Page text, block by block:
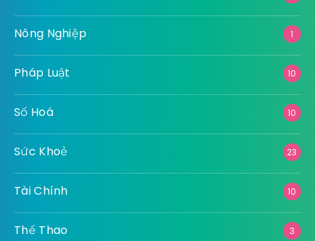
Nông Nghiệp 1
Pháp Luật 10
Số Hoá 10
Sức Khoẻ 23
Tài Chính 10
Thể Thao 3